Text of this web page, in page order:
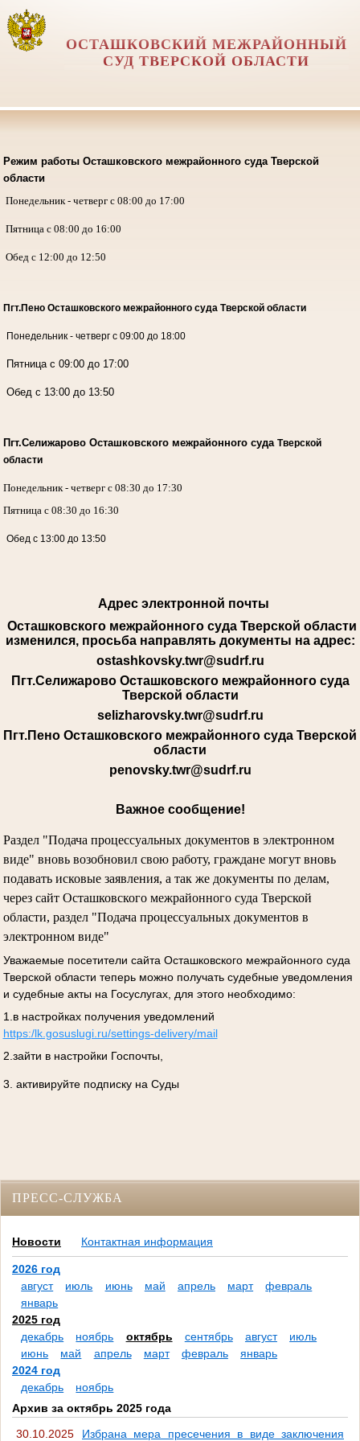
ОСТАШКОВСКИЙ МЕЖРАЙОННЫЙ
СУД ТВЕРСКОЙ ОБЛАСТИ
Режим работы Осташковского межрайонного суда Тверской
области
Понедельник - четверг с 08:00 до 17:00
Пятница с 08:00 до 16:00
Обед с 12:00 до 12:50
Пгт.Пено Осташковского межрайонного суда Тверской области
Понедельник - четверг с 09:00 до 18:00
Пятница с 09:00 до 17:00
Обед с 13:00 до 13:50
Пгт.Селижарово Осташковского межрайонного суда Тверской
области
Понедельник - четверг с 08:30 до 17:30
Пятница с 08:30 до 16:30
Обед с 13:00 до 13:50
Адрес электронной почты
Осташковского межрайонного суда Тверской области
изменился, просьба направлять документы на адрес:
ostashkovsky.twr@sudrf.ru
Пгт.Селижарово Осташковского межрайонного суда
Тверской области
selizharovsky.twr@sudrf.ru
Пгт.Пено Осташковского межрайонного суда Тверской
области
penovsky.twr@sudrf.ru
Важное сообщение!
Раздел "Подача процессуальных документов в электронном
виде" вновь возобновил свою работу, граждане могут вновь
подавать исковые заявления, а так же документы по делам,
через сайт Осташковского межрайонного суда Тверской
области, раздел "Подача процессуальных документов в
электронном виде"
Уважаемые посетители сайта Осташковского межрайонного суда
Тверской области теперь можно получать судебные уведомления
и судебные акты на Госуслугах, для этого необходимо:
1.в настройках получения уведомлений
https:/lk.gosuslugi.ru/settings-delivery/mail
2.зайти в настройки Госпочты,
3. активируйте подписку на Суды
ПРЕСС-СЛУЖБА
Новости Контактная информация
2026 год
август
июль июнь май апрель март
февраль
январь
2025 год
декабрь
ноябрь октябрь сентябрь август
июль
июнь
май апрель март февраль
январь
2024 год
декабрь
ноябрь
Архив за октябрь 2025 года
30.10.2025
Избрана мера пресечения в виде заключения